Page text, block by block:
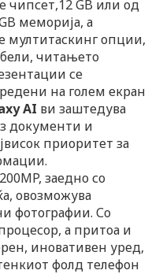
чипсет,12 GB или од
меморија, а
мултитаскинг опции,
читањето
се
на голем екран
AI ви заштедува
документи и
приоритет за
заедно со
овозможува
фотографии. Со
а притоа и
иновативен уред,
фолд телефон